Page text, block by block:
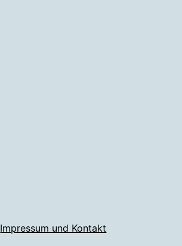
Impressum und Kontakt